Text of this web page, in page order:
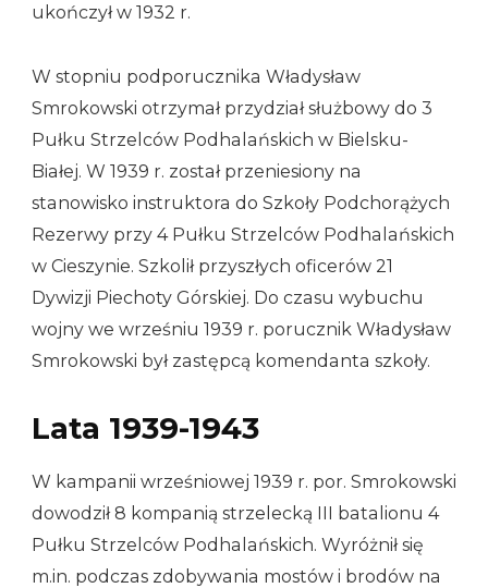
ukończył w 1932 r.
W stopniu podporucznika Władysław
Smrokowski otrzymał przydział służbowy do 3
Pułku Strzelców Podhalańskich w Bielsku-
Białej. W 1939 r. został przeniesiony na
stanowisko instruktora do Szkoły Podchorążych
Rezerwy przy 4 Pułku Strzelców Podhalańskich
w Cieszynie. Szkolił przyszłych oficerów 21
Dywizji Piechoty Górskiej. Do czasu wybuchu
wojny we wrześniu 1939 r. porucznik Władysław
Smrokowski był zastępcą komendanta szkoły.
Lata 1939-1943
W kampanii wrześniowej 1939 r. por. Smrokowski
dowodził 8 kompanią strzelecką III batalionu 4
Pułku Strzelców Podhalańskich. Wyróżnił się
m.in. podczas zdobywania mostów i brodów na